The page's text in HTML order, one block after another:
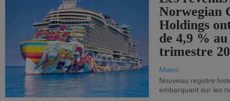
Norwegian
Holdings
de 4,9 %
trimestre
Miami
Nouveau registre
embarquant sur les